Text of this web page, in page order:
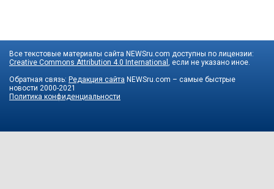
Все текстовые материалы сайта NEWSru.com доступны по лицензии:
Creative Commons Attribution 4.0 International , если не указано иное.
Обратная связь: Редакция сайта NEWSru.com – самые быстрые
новости 2000-2021
Политика конфиденциальности